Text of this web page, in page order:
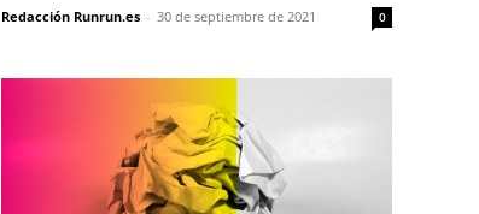
Redacción Runrun.es - 30 de septiembre de 2021 0